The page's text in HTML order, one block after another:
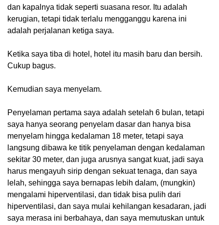
dan kapalnya tidak seperti suasana resor. Itu adalah
kerugian, tetapi tidak terlalu mengganggu karena ini
adalah perjalanan ketiga saya.
Ketika saya tiba di hotel, hotel itu masih baru dan bersih.
Cukup bagus.
Kemudian saya menyelam.
Penyelaman pertama saya adalah setelah 6 bulan, tetapi
saya hanya seorang penyelam dasar dan hanya bisa
menyelam hingga kedalaman 18 meter, tetapi saya
langsung dibawa ke titik penyelaman dengan kedalaman
sekitar 30 meter, dan juga arusnya sangat kuat, jadi saya
harus mengayuh sirip dengan sekuat tenaga, dan saya
lelah, sehingga saya bernapas lebih dalam, (mungkin)
mengalami hiperventilasi, dan tidak bisa pulih dari
hiperventilasi, dan saya mulai kehilangan kesadaran, jadi
saya merasa ini berbahaya, dan saya memutuskan untuk